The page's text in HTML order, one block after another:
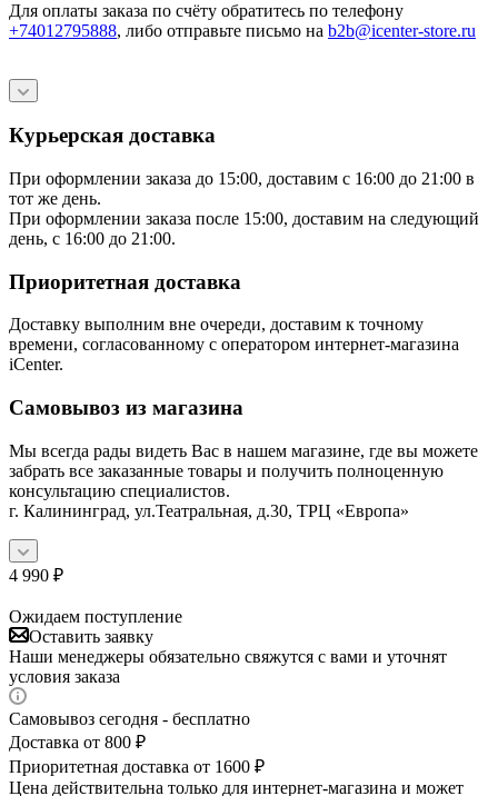
Для оплаты заказа по счёту обратитесь по телефону
+74012795888, либо отправьте письмо на b2b@icenter-store.ru
Курьерская доставка
При оформлении заказа до 15:00, доставим с 16:00 до 21:00 в
тот же день.
При оформлении заказа после 15:00, доставим на следующий
день, с 16:00 до 21:00.
Приоритетная доставка
Доставку выполним вне очереди, доставим к точному
времени, согласованному с оператором интернет-магазина
iCenter.
Самовывоз из магазина
Мы всегда рады видеть Вас в нашем магазине, где вы можете
забрать все заказанные товары и получить полноценную
консультацию специалистов.
г. Калининград, ул.Театральная, д.30, ТРЦ «Европа»
4 990 ₽
Ожидаем поступление
Оставить заявку
Наши менеджеры обязательно свяжутся с вами и уточнят
условия заказа
Самовывоз сегодня - бесплатно
Доставка от 800 ₽
Приоритетная доставка от 1600 ₽
Цена действительна только для интернет-магазина и может